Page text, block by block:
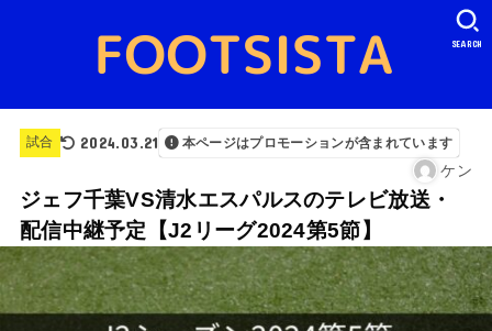
SEARCH
試合 2024.03.21 本ページはプロモーションが含まれています
ケン
ジェフ千葉VS清水エスパルスのテレビ放送・
配信中継予定【J2リーグ2024第5節】